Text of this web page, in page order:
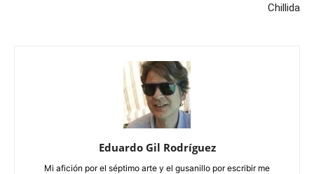
Chillida
Eduardo Gil Rodríguez
Mi afición por el séptimo arte y el gusanillo por escribir me